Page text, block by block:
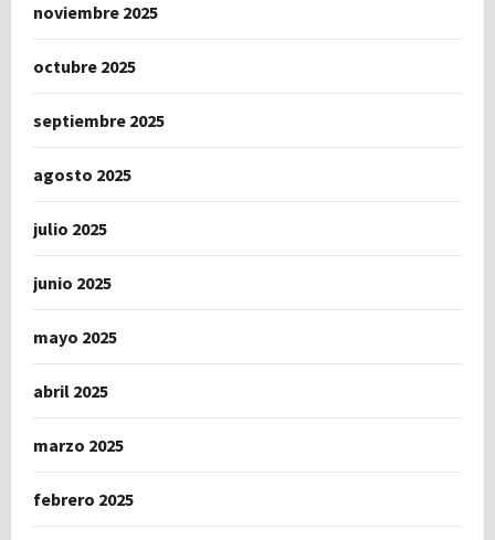
noviembre 2025
octubre 2025
septiembre 2025
agosto 2025
julio 2025
junio 2025
mayo 2025
abril 2025
marzo 2025
febrero 2025